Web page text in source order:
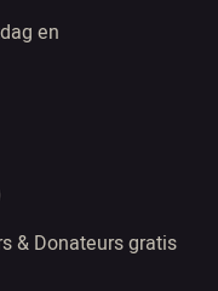
en
& Donateurs gratis